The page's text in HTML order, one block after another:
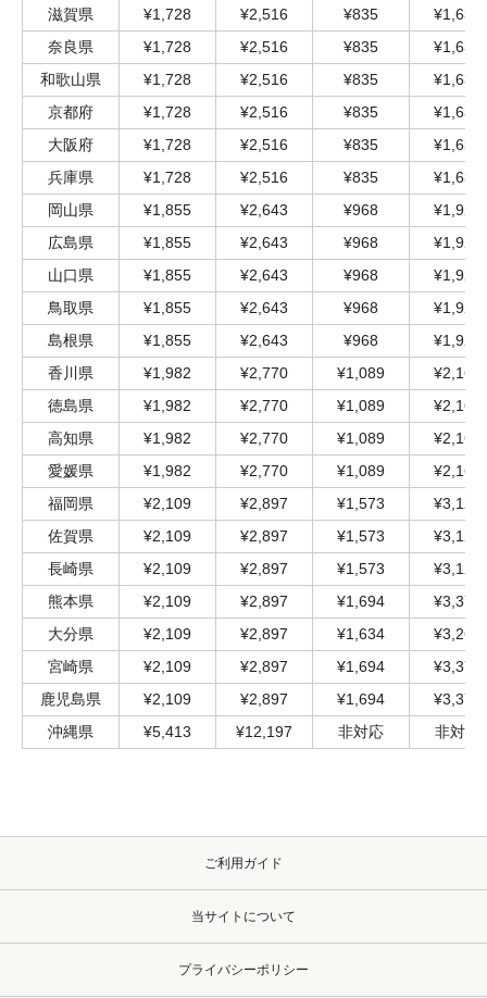
滋賀県
¥1,728 ¥2,516 ¥835
¥1,634
奈良県
¥1,728 ¥2,516 ¥835
¥1,634
和歌山県
¥1,728 ¥2,516 ¥835
¥1,634
京都府
¥1,728 ¥2,516 ¥835
¥1,634
大阪府
¥1,728 ¥2,516 ¥835
¥1,634
兵庫県
¥1,728 ¥2,516 ¥835
¥1,634
岡山県
¥1,855 ¥2,643 ¥968
¥1,924
広島県
¥1,855 ¥2,643 ¥968
¥1,924
山口県
¥1,855 ¥2,643 ¥968
¥1,924
鳥取県
¥1,855 ¥2,643 ¥968
¥1,924
島根県
¥1,855 ¥2,643 ¥968
¥1,924
香川県
¥1,982 ¥2,770 ¥1,089
¥2,166
徳島県
¥1,982 ¥2,770 ¥1,089
¥2,166
高知県
¥1,982 ¥2,770 ¥1,089
¥2,166
愛媛県
¥1,982 ¥2,770 ¥1,089
¥2,166
福岡県
¥2,109 ¥2,897 ¥1,573
¥3,122
佐賀県
¥2,109 ¥2,897 ¥1,573
¥3,122
長崎県
¥2,109 ¥2,897 ¥1,573
¥3,122
熊本県
¥2,109 ¥2,897 ¥1,694
¥3,376
大分県
¥2,109 ¥2,897 ¥1,634
¥3,267
宮崎県
¥2,109 ¥2,897 ¥1,694
¥3,376
鹿児島県
¥2,109 ¥2,897 ¥1,694
¥3,376
沖縄県
¥5,413 ¥12,197 非対応 非対応
ご利用ガイド
当サイトについて
プライバシーポリシー